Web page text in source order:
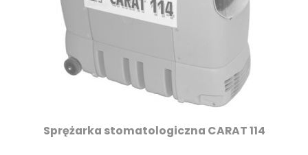
Sprężarka stomatologiczna CARAT 114